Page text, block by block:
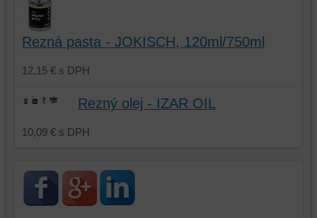
Rezná pasta - JOKISCH, 120ml/750ml
12,15 € s DPH
Rezný olej - IZAR OIL
10,09 € s DPH
úložiská
prehliadača)
na
vašej
a
základnej
zážitku
prehliadania
prehliadača),
aby
sme
poskytovať
funkcie,
zlepšujú
prehliadania,
ukladať